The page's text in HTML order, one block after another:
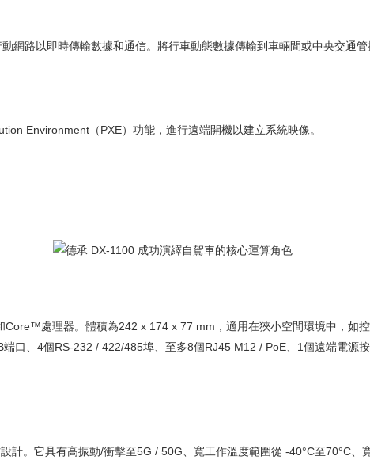
網路以即時傳輸數據和通信。將行車動態數據傳輸到車輛間或中央交通管
Environment（PXE）功能，進行遠端開機以建立系統映像。
處理器。體積為242 x 174 x 77 mm，適用在狹小空間環境中，如
口、4個RS-232 / 422/485埠、至多8個RJ45 M12 / PoE、1個遠端電源
計。它具有高振動/衝擊至5G / 50G、寬工作溫度範圍從 -40°C至70°C、